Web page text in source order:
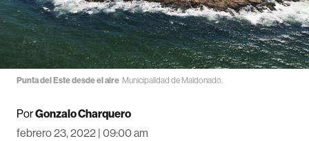
Punta del Este desde el aire Municipalidad de Maldonado.
PorGonzalo Charquero
febrero 23, 2022 | 09:00 am